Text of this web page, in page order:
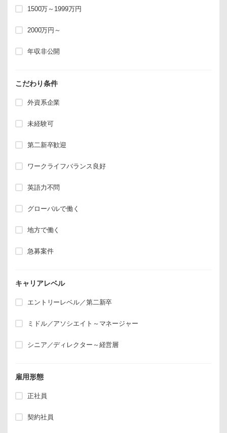
1500万～1999万円
2000万円～
年収非公開
こだわり条件
外資系企業
未経験可
第二新卒歓迎
ワークライフバランス良好
英語力不問
グローバルで働く
地方で働く
急募案件
キャリアレベル
エントリーレベル／第二新卒
ミドル／アソシエイト～マネージャー
シニア／ディレクター～経営層
雇用形態
正社員
契約社員